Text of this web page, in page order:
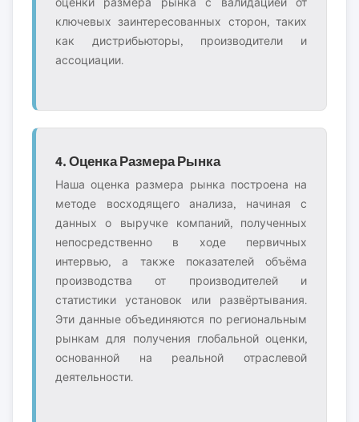
ключевых заинтересованных сторон, таких
как дистрибьюторы, производители и
ассоциации.
4. Оценка Размера Рынка
Наша оценка размера рынка построена на
методе восходящего анализа, начиная с
данных о выручке компаний, полученных
непосредственно в ходе первичных
интервью, а также показателей объёма
производства от производителей и
статистики установок или развёртывания.
Эти данные объединяются по региональным
рынкам для получения глобальной оценки,
основанной на реальной отраслевой
деятельности.